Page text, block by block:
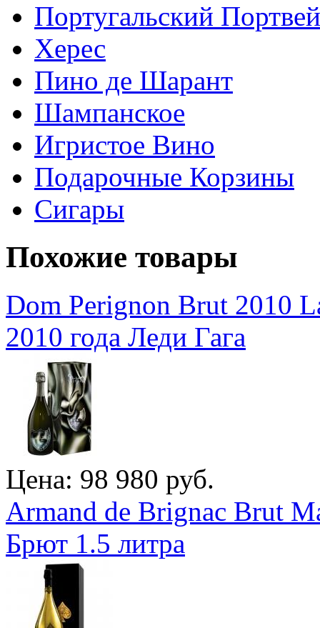
Португальский
Херес
Пино де Шарант
Шампанское
Игристое Вино
Подарочные Корзины
Сигары
Похожие товары
Dom Perignon Brut 2010
2010 года Леди Гага
Цена: 98 980 руб.
Armand de Brignac Brut
Брют 1.5 литра